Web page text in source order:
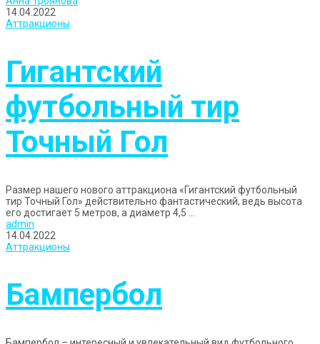
14.04.2022
Аттракционы
Гигантский
футбольный тир
Точный Гол
Размер нашего нового аттракциона «Гигантский футбольный
тир Точный Гол» действительно фантастический, ведь высота
его достигает 5 метров, а диаметр 4,5 ...
admin
14.04.2022
Аттракционы
Бампербол